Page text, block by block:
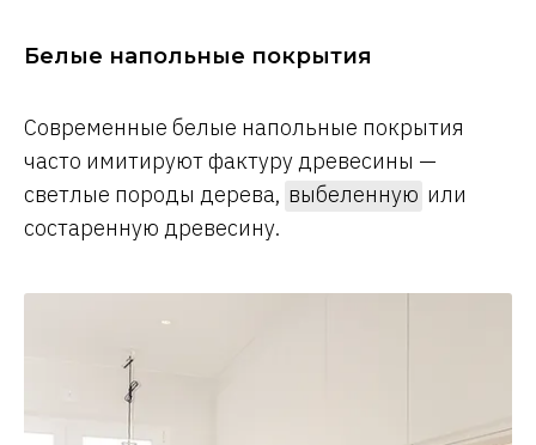
Белые напольные покрытия
Современные белые напольные покрытия
часто имитируют фактуру древесины —
светлые породы дерева, выбеленную или
состаренную древесину.